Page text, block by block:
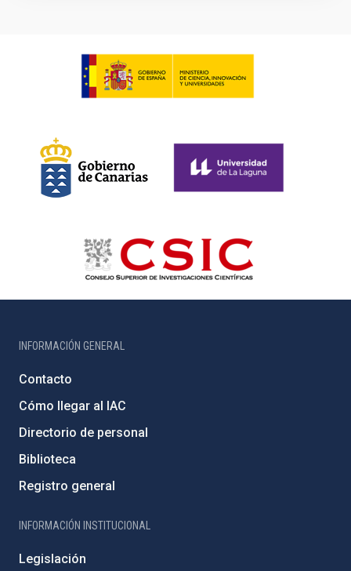
INFORMACIÓN GENERAL
Contacto
Cómo llegar al IAC
Directorio de personal
Biblioteca
Registro general
INFORMACIÓN INSTITUCIONAL
Legislación